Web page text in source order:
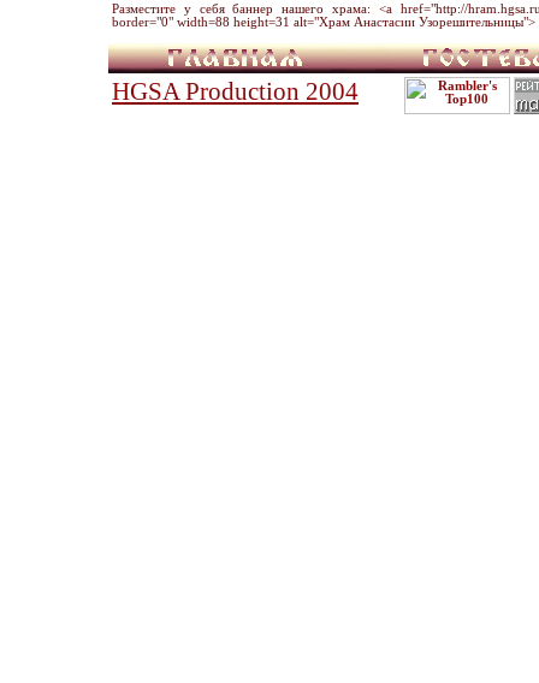
Разместите у себя баннер нашего храма: <a href="http://
border="0" width=88 height=31 alt="Храм Анастасии Узорешительницы">
HGSA Production 2004